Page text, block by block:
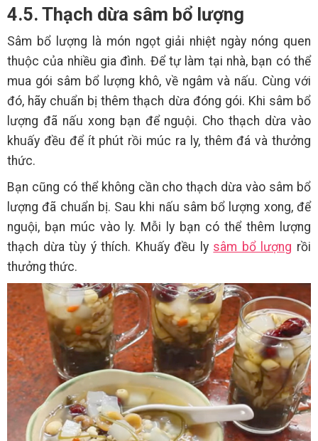
4.5. Thạch dừa sâm bổ lượng
Sâm bổ lượng là món ngọt giải nhiệt ngày nóng quen
thuộc của nhiều gia đình. Để tự làm tại nhà, bạn có thể
mua gói sâm bổ lượng khô, về ngâm và nấu. Cùng với
đó, hãy chuẩn bị thêm thạch dừa đóng gói. Khi sâm bổ
lượng đã nấu xong bạn để nguội. Cho thạch dừa vào
khuấy đều để ít phút rồi múc ra ly, thêm đá và thưởng
thức.
Bạn cũng có thể không cần cho thạch dừa vào sâm bổ
lượng đã chuẩn bị. Sau khi nấu sâm bổ lượng xong, để
nguội, bạn múc vào ly. Mỗi ly bạn có thể thêm lượng
thạch dừa tùy ý thích. Khuấy đều ly sâm bổ lượng rồi
thưởng thức.